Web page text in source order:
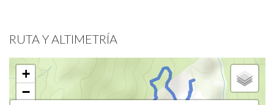
RUTA Y ALTIMETRÍA
+
−